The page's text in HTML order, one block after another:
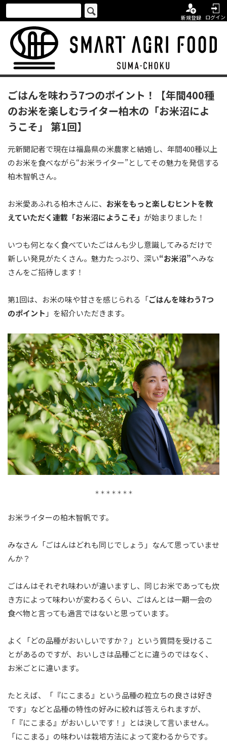
新規登録 ログイン
ごはんを味わう7つのポイント！【年間400種
のお米を楽しむライター柏木の「お米沼によ
うこそ」 第1回】
元新聞記者で現在は福島県の米農家と結婚し、年間400種以上
のお米を食べながら“お米ライター”としてその魅力を発信する
柏木智帆さん。
お米愛あふれる柏木さんに、 お米をもっと楽しむヒントを教
えていただく連載「お米沼にようこそ」 が始まりました！
いつも何となく食べていたごはんも少し意識してみるだけで
新しい発見がたくさん。魅力たっぷり、深い“お米沼”へみな
さんをご招待します！
第1回は、お米の味や甘さを感じられる「ごはんを味わう7つ
のポイント 」を紹介いただきます。
＊ ＊ ＊ ＊ ＊ ＊ ＊
お米ライターの柏木智帆です。
みなさん「ごはんはどれも同じでしょう」なんて思っていませ
んか？
ごはんはそれぞれ味わいが違いますし、同じお米であっても炊
き方によって味わいが変わるくらい、ごはんとは一期一会の
食べ物と言っても過言ではないと思っています。
よく「どの品種がおいしいですか？」という質問を受けるこ
とがあるのですが、おいしさは品種ごとに違うのではなく、
お米ごとに違います。
たとえば、「『にこまる』という品種の粒立ちの良さは好き
です」などと品種の特性の好みに絞れば答えられますが、
「『にこまる』がおいしいです！」とは決して言いません。
「にこまる」の味わいは栽培方法によって変わるからです。